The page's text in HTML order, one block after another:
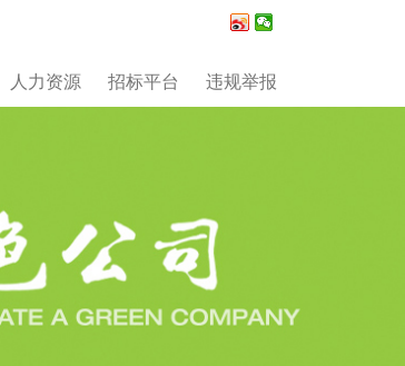
人力资源 招标平台 违规举报